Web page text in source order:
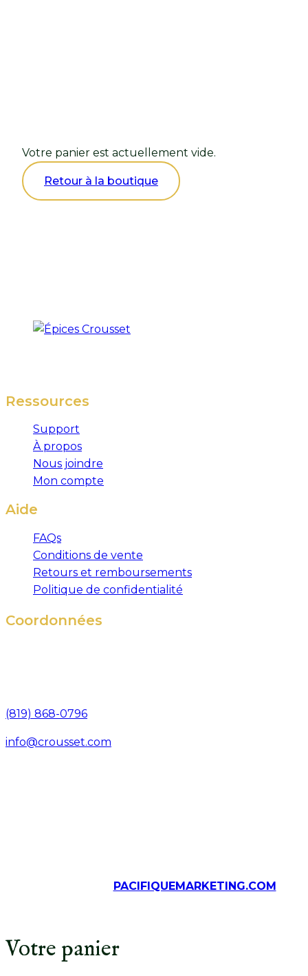
Votre panier est actuellement vide.
Retour à la boutique
Ressources
Support
À propos
Nous joindre
Mon compte
Aide
FAQs
Conditions de vente
Retours et remboursements
Politique de confidentialité
Coordonnées
(819) 868-0796
info@crousset.com
PACIFIQUEMARKETING.COM
Votre panier